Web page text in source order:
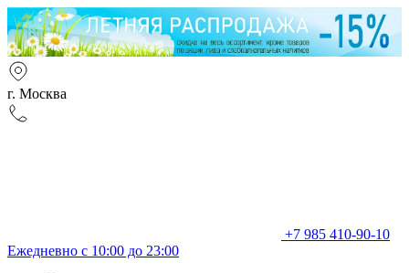
г. Москва
+7 985 410-90-10
Ежедневно с 10:00 до 23:00